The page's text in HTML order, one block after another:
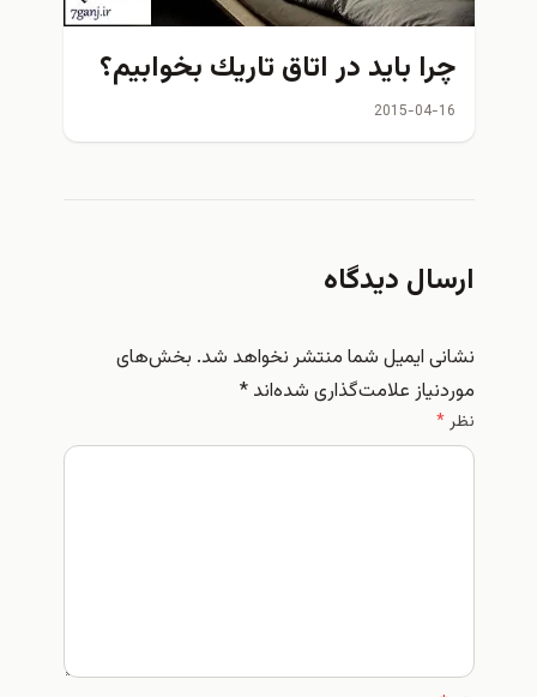
بايد در اتاق تاريك بخوابيم؟
دیدگاه
ایمیل شما منتشر نخواهد شد. بخش‌های
علامت‌گذاری شده‌اند*